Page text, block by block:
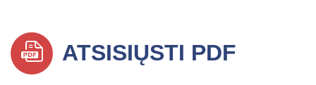
ATSISIŲSTI PDF